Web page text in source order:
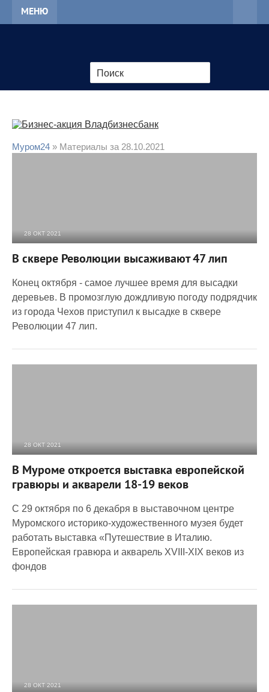
МЕНЮ
Муром24 » Материалы за 28.10.2021
28 ОКТ 2021
В сквере Революции высаживают 47 лип
Конец октября - самое лучшее время для высадки
деревьев. В промозглую дождливую погоду подрядчик
из города Чехов приступил к высадке в сквере
Революции 47 лип.
28 ОКТ 2021
В Муроме откроется выставка европейской
гравюры и акварели 18-19 веков
С 29 октября по 6 декабря в выставочном центре
Муромского историко-художественного музея будет
работать выставка «Путешествие в Италию.
Европейская гравюра и акварель XVIII-XIX веков из
фондов
28 ОКТ 2021